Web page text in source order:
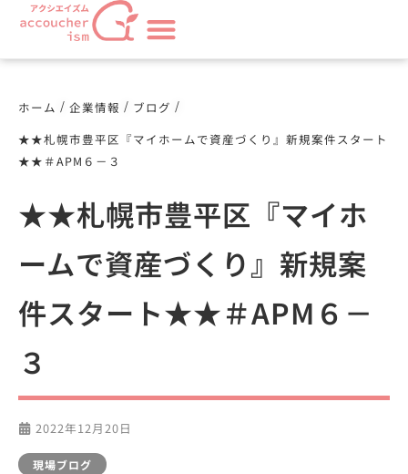
ホーム / 企業情報 / ブログ /
★★札幌市豊平区『マイホームで資産づくり』新規案件スタート
★★＃APM６－３
★★札幌市豊平区『マイホ
ームで資産づくり』新規案
件スタート★★＃APM６－
３
2022年12月20日
現場ブログ